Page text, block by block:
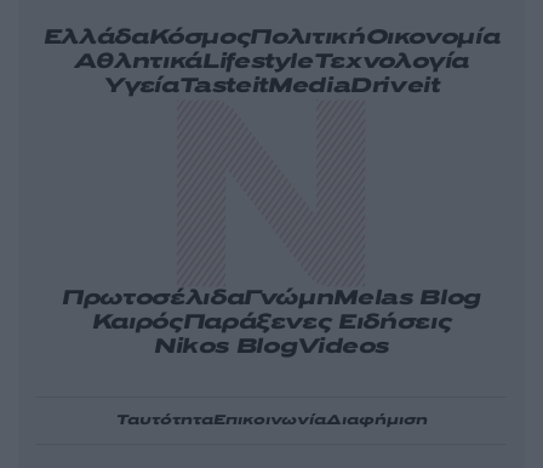
ΕλλάδαΚόσμοςΠολιτικήΟικονομία
ΑθλητικάLifestyleΤεχνολογία
ΥγείαTasteitMediaDriveit
ΠρωτοσέλιδαΓνώμηMelas Blog
ΚαιρόςΠαράξενες Ειδήσεις
Nikos BlogVideos
ΤαυτότηταΕπικοινωνίαΔιαφήμιση